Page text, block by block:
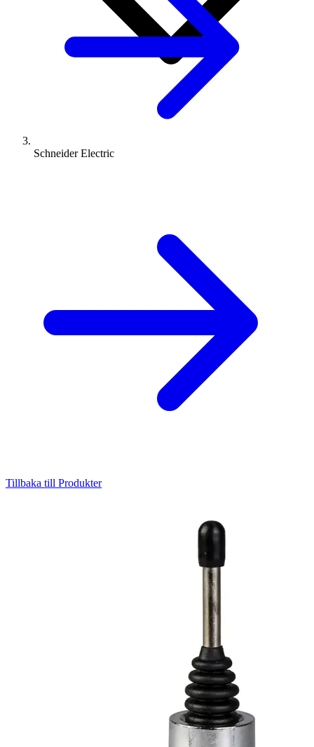
Schneider Electric
Tillbaka till Produkter